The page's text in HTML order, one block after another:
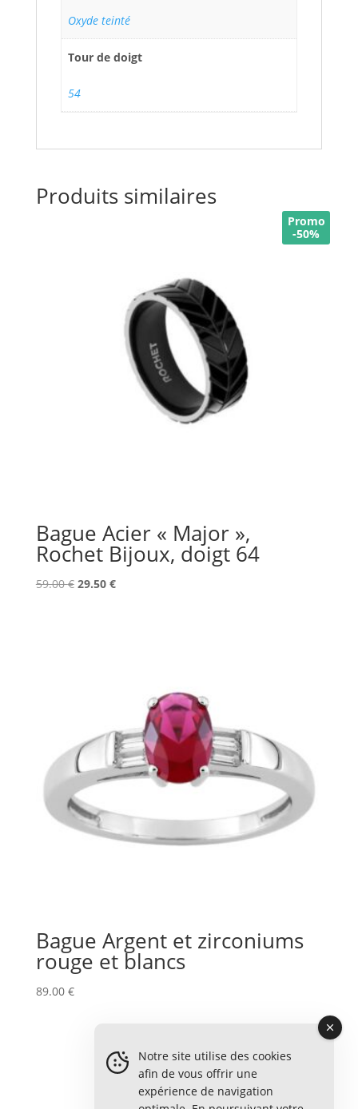
Oxyde teinté
Tour de doigt
54
Produits similaires
Promo
-50%
Bague Acier « Major »,
Rochet Bijoux, doigt 64
59.00€ Le
29.50 €Le
Bague Argent et zirconiums
rouge et blancs
89.00 €
Notre site utilise des cookies
afin de vous offrir une
expérience de navigation